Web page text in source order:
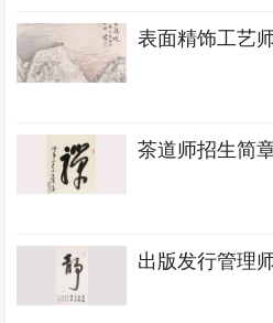
表面精饰工艺
茶道师招生简
出版发行管理